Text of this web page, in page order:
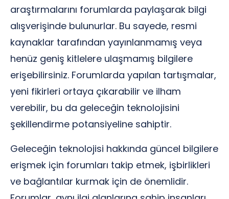
araştırmalarını forumlarda paylaşarak bilgi
alışverişinde bulunurlar. Bu sayede, resmi
kaynaklar tarafından yayınlanmamış veya
henüz geniş kitlelere ulaşmamış bilgilere
erişebilirsiniz. Forumlarda yapılan tartışmalar,
yeni fikirleri ortaya çıkarabilir ve ilham
verebilir, bu da geleceğin teknolojisini
şekillendirme potansiyeline sahiptir.
Geleceğin teknolojisi hakkında güncel bilgilere
erişmek için forumları takip etmek, işbirlikleri
ve bağlantılar kurmak için de önemlidir.